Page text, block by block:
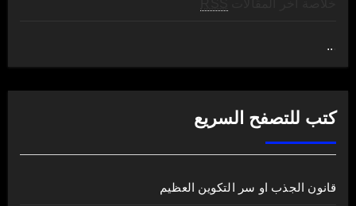
..
كتب للتصفح السريع
قانون الجذب او سر التكوين العظيم